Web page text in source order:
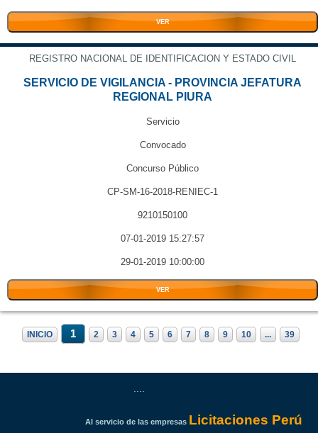
VER
REGISTRO NACIONAL DE IDENTIFICACION Y ESTADO CIVIL
SERVICIO DE VIGILANCIA - PROVINCIA JEFATURA
REGIONAL PIURA
Servicio
Convocado
Concurso Público
CP-SM-16-2018-RENIEC-1
9210150100
07-01-2019 15:27:57
29-01-2019 10:00:00
VER
INICIO 1 2 3 4 5 6 7 8 9 10 ... 39
Al servicio de las empresas Licitaciones Perú